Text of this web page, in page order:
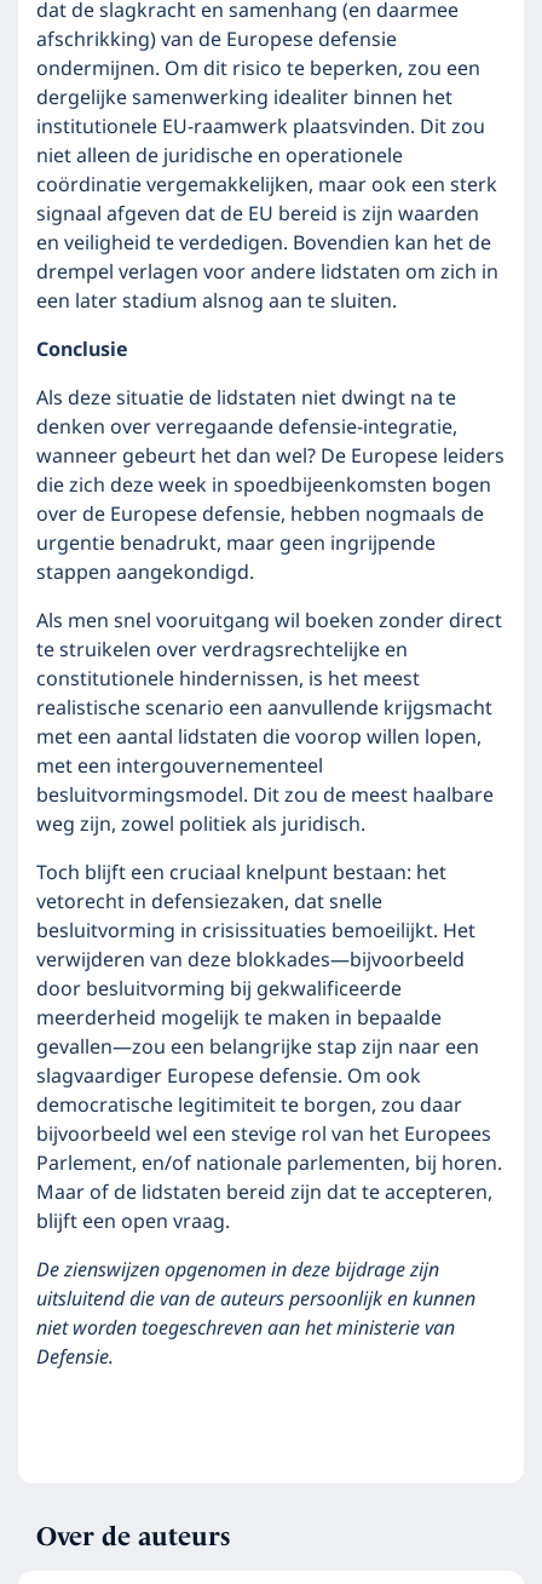
dat de slagkracht en samenhang (en daarmee
afschrikking) van de Europese defensie
ondermijnen. Om dit risico te beperken, zou een
dergelijke samenwerking idealiter binnen het
institutionele EU-raamwerk plaatsvinden. Dit zou
niet alleen de juridische en operationele
coördinatie vergemakkelijken, maar ook een sterk
signaal afgeven dat de EU bereid is zijn waarden
en veiligheid te verdedigen. Bovendien kan het de
drempel verlagen voor andere lidstaten om zich in
een later stadium alsnog aan te sluiten.
Conclusie
Als deze situatie de lidstaten niet dwingt na te
denken over verregaande defensie-integratie,
wanneer gebeurt het dan wel? De Europese leiders
die zich deze week in spoedbijeenkomsten bogen
over de Europese defensie, hebben nogmaals de
urgentie benadrukt, maar geen ingrijpende
stappen aangekondigd.
Als men snel vooruitgang wil boeken zonder direct
te struikelen over verdragsrechtelijke en
constitutionele hindernissen, is het meest
realistische scenario een aanvullende krijgsmacht
met een aantal lidstaten die voorop willen lopen,
met een intergouvernementeel
besluitvormingsmodel. Dit zou de meest haalbare
weg zijn, zowel politiek als juridisch.
Toch blijft een cruciaal knelpunt bestaan: het
vetorecht in defensiezaken, dat snelle
besluitvorming in crisissituaties bemoeilijkt. Het
verwijderen van deze blokkades—bijvoorbeeld
door besluitvorming bij gekwalificeerde
meerderheid mogelijk te maken in bepaalde
gevallen—zou een belangrijke stap zijn naar een
slagvaardiger Europese defensie. Om ook
democratische legitimiteit te borgen, zou daar
bijvoorbeeld wel een stevige rol van het Europees
Parlement, en/of nationale parlementen, bij horen.
Maar of de lidstaten bereid zijn dat te accepteren,
blijft een open vraag.
De zienswijzen opgenomen in deze bijdrage zijn
uitsluitend die van de auteurspersoonlijk en kunnen
niet worden toegeschreven aan het ministerie van
Defensie.
Over de auteurs